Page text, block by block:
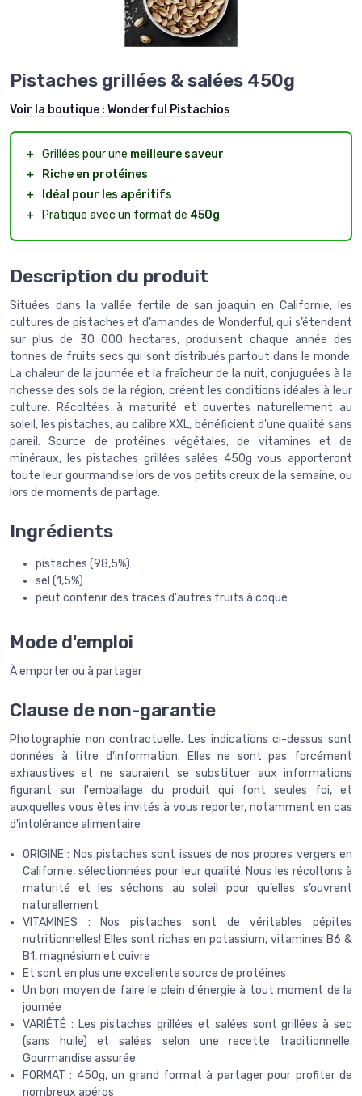
Pistaches grillées & salées 450g
Voir la boutique : Wonderful Pistachios
＋ Grillées pour une meilleure saveur
＋
Riche en protéines
＋
Idéal pour les apéritifs
＋
Pratique avec un format de 450g
Description du produit
Situées dans la vallée fertile de san joaquin en Californie, les
cultures de pistaches et d’amandes de Wonderful, qui s’étendent
sur plus de 30 000 hectares, produisent chaque année des
tonnes de fruits secs qui sont distribués partout dans le monde.
La chaleur de la journée et la fraîcheur de la nuit, conjuguées à la
richesse des sols de la région, créent les conditions idéales à leur
culture. Récoltées à maturité et ouvertes naturellement au
soleil, les pistaches, au calibre XXL, bénéficient d'une qualité sans
pareil. Source de protéines végétales, de vitamines et de
minéraux, les pistaches grillées salées 450g vous apporteront
toute leur gourmandise lors de vos petits creux de la semaine, ou
lors de moments de partage.
Ingrédients
pistaches (98,5%)
sel (1,5%)
peut contenir des traces d'autres fruits à coque
Mode d'emploi
À emporter ou à partager
Clause de non-garantie
Photographie non contractuelle. Les indications ci-dessus sont
données à titre d'information. Elles ne sont pas forcément
exhaustives et ne sauraient se substituer aux informations
figurant sur l'emballage du produit qui font seules foi, et
auxquelles vous êtes invités à vous reporter, notamment en cas
d'intolérance alimentaire
ORIGINE : Nos pistaches sont issues de nos propres vergers en
Californie, sélectionnées pour leur qualité. Nous les récoltons à
maturité et les séchons au soleil pour qu’elles s’ouvrent
naturellement
VITAMINES : Nos pistaches sont de véritables pépites
nutritionnelles! Elles sont riches en potassium, vitamines B6 &
B1, magnésium et cuivre
Et sont en plus une excellente source de protéines
Un bon moyen de faire le plein d'énergie à tout moment de la
journée
VARIÉTÉ : Les pistaches grillées et salées sont grillées à sec
(sans huile) et salées selon une recette traditionnelle.
Gourmandise assurée
FORMAT : 450g, un grand format à partager pour profiter de
nombreux apéros